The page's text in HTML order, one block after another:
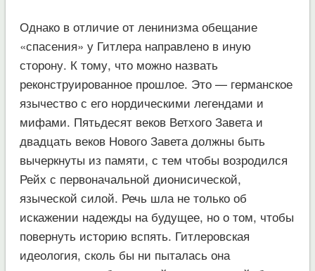
Однако в отличие от ленинизма обещание
«спасения» у Гитлера направлено в иную
сторону. К тому, что можно назвать
реконструированное прошлое. Это — германское
язычество с его нордическими легендами и
мифами. Пятьдесят веков Ветхого Завета и
двадцать веков Нового Завета должны быть
вычеркнуты из памяти, с тем чтобы возродился
Рейх с первоначальной дионисической,
языческой силой. Речь шла не только об
искажении надежды на будущее, но о том, чтобы
повернуть историю вспять. Гитлеровская
идеология, сколь бы ни пыталась она